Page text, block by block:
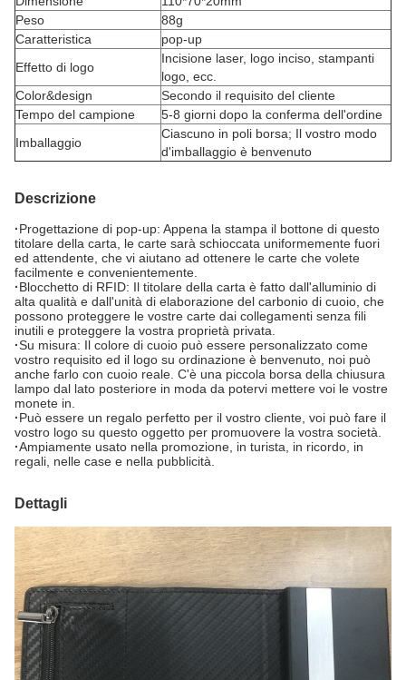
Peso
88g
Caratteristica
pop-up
Effetto di logo
Incisione laser, logo inciso, stampanti
logo, ecc.
Color&design
Secondo il requisito del cliente
Tempo del campione
5-8 giorni dopo la conferma dell'ordine
Imballaggio
Ciascuno in poli borsa; Il vostro modo
d'imballaggio è benvenuto
Descrizione
·Progettazione di pop-up: Appena la stampa il bottone di questo
titolare della carta, le carte sarà schioccata uniformemente fuori
ed attendente, che vi aiutano ad ottenere le carte che volete
facilmente e convenientemente.
·Blocchetto di RFID: Il titolare della carta è fatto dall'alluminio di
alta qualità e dall'unità di elaborazione del carbonio di cuoio, che
possono proteggere le vostre carte dai collegamenti senza fili
inutili e proteggere la vostra proprietà privata.
·Su misura: Il colore di cuoio può essere personalizzato come
vostro requisito ed il logo su ordinazione è benvenuto, noi può
anche farlo con cuoio reale. C'è una piccola borsa della chiusura
lampo dal lato posteriore in moda da potervi mettere voi le vostre
monete in.
·Può essere un regalo perfetto per il vostro cliente, voi può fare il
vostro logo su questo oggetto per promuovere la vostra società.
·Ampiamente usato nella promozione, in turista, in ricordo, in
regali, nelle case e nella pubblicità.
Dettagli